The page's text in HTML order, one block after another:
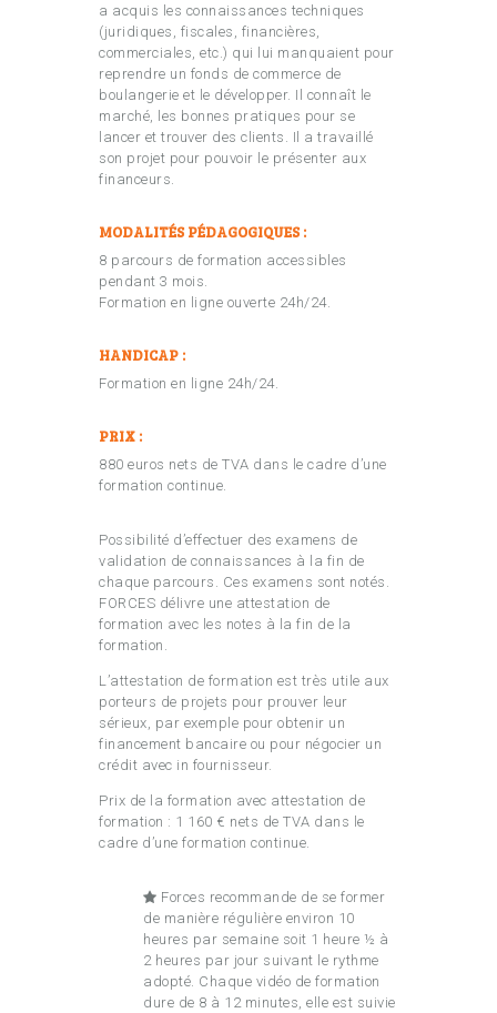
a acquis les connaissances techniques
(juridiques, fiscales, financières,
commerciales, etc.) qui lui manquaient pour
reprendre un fonds de commerce de
boulangerie et le développer. Il connaît le
marché, les bonnes pratiques pour se
lancer et trouver des clients. Il a travaillé
son projet pour pouvoir le présenter aux
financeurs.
MODALITÉS PÉDAGOGIQUES :
8 parcours de formation accessibles
pendant 3 mois.
Formation en ligne ouverte 24h/24.
HANDICAP :
Formation en ligne 24h/24.
PRIX :
880 euros nets de TVA dans le cadre d’une
formation continue.
Possibilité d’effectuer des examens de
validation de connaissances à la fin de
chaque parcours. Ces examens sont notés.
FORCES délivre une attestation de
formation avec les notes à la fin de la
formation.
L’attestation de formation est très utile aux
porteurs de projets pour prouver leur
sérieux, par exemple pour obtenir un
financement bancaire ou pour négocier un
crédit avec in fournisseur.
Prix de la formation avec attestation de
formation : 1 160 € nets de TVA dans le
cadre d’une formation continue.
Forces recommande de se former
de manière régulière environ 10
heures par semaine soit 1 heure ½ à
2 heures par jour suivant le rythme
adopté. Chaque vidéo de formation
dure de 8 à 12 minutes, elle est suivie